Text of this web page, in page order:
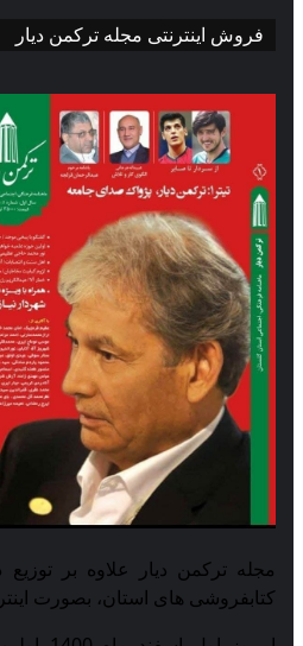
فروش اینترنتی مجله ترکمن دیار
مجله ترکمن دیار علاوه بر
کتابفروشی های استان، بصورت